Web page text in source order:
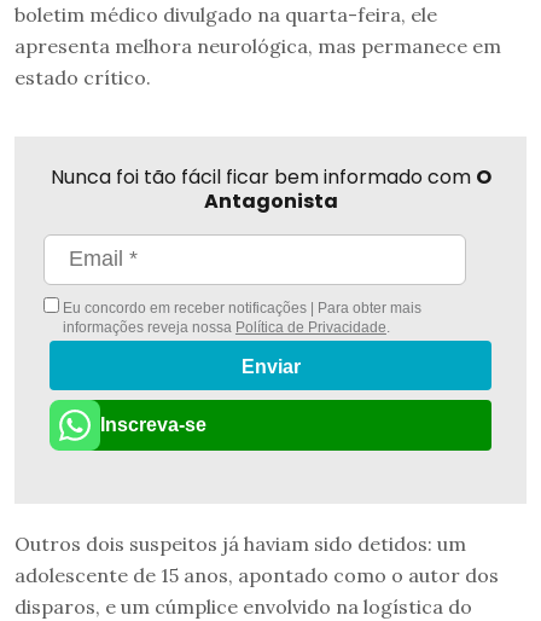
boletim médico divulgado na quarta-feira, ele
apresenta melhora neurológica, mas permanece em
estado crítico.
Nunca foi tão fácil ficar bem informado com O
Antagonista
Eu concordo em receber notificações | Para obter mais
informações reveja nossa Política de Privacidade.
Enviar
Inscreva-se
Outros dois suspeitos já haviam sido detidos: um
adolescente de 15 anos, apontado como o autor dos
disparos, e um cúmplice envolvido na logística do